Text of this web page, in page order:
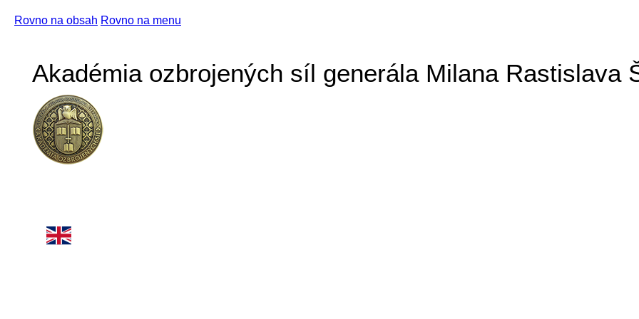
Rovno na obsah Rovno na menu
Akadémia ozbrojených síl generála Milana Rastislava